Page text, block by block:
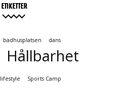
ETIKETTER
badhusplatsen dans
Hållbarhet
lifestyle Sports Camp